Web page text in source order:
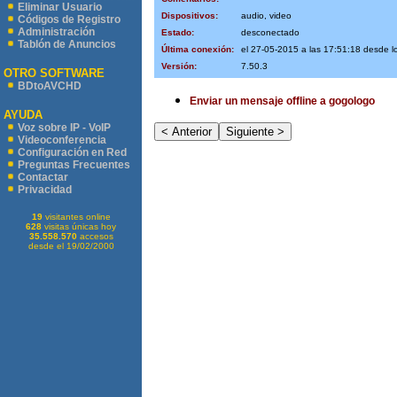
Eliminar Usuario
Códigos de Registro
Administración
Tablón de Anuncios
OTRO SOFTWARE
BDtoAVCHD
AYUDA
Voz sobre IP - VoIP
Videoconferencia
Configuración en Red
Preguntas Frecuentes
Contactar
Privacidad
19visitantes online
628 visitas únicas hoy
35.558.570accesos
desde el 19/02/2000
Dispositivos:
audio, video
Estado:
desconectado
Última conexión:
el 27-05-2015 a las 17:51:18 desde
Versión:
7.50.3
Enviar un mensaje offline a gogologo